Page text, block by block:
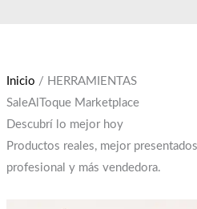
Inicio / HERRAMIENTAS
SaleAlToque Marketplace
Descubrí lo mejor hoy
Productos reales, mejor
profesional y más vendedora.
era:
$12,000.
es:
$10,000.